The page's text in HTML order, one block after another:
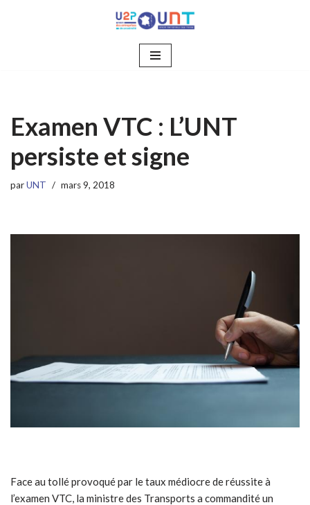
Examen VTC : L’UNT
persiste et signe
parUNT mars 9, 2018
Face au tollé provoqué par le taux médiocre de réussite à
l’examen VTC, la ministre des Transports a commandité un